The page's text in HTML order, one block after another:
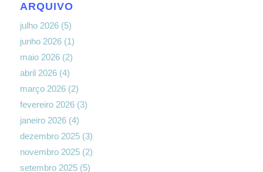
ARQUIVO
julho 2026(5)
junho 2026(1)
maio 2026(2)
abril 2026(4)
março 2026(2)
fevereiro 2026(3)
janeiro 2026(4)
dezembro 2025(3)
novembro 2025(2)
setembro 2025(5)